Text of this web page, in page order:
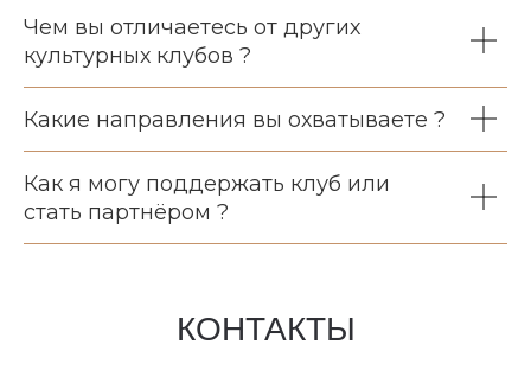
Чем вы отличаетесь от других
культурных клубов ?
Какие направления вы охватываете ?
Как я могу поддержать клуб или
стать партнёром ?
КОНТАКТЫ